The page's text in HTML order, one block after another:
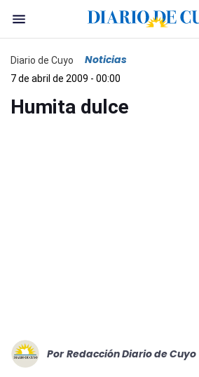
Diario de Cuyo Noticias
7 de abril de 2009 - 00:00
Humita dulce
Por Redacción Diario de Cuyo